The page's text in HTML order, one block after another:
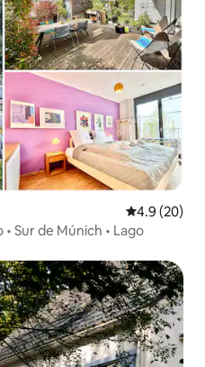
Calificación
4.9 (20)
Sur de Múnich • Lago